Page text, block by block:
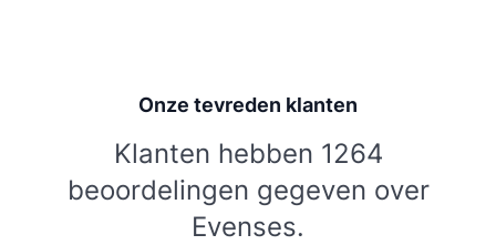
Onze tevreden klanten
Klanten hebben 1264
beoordelingen gegeven over
Evenses.